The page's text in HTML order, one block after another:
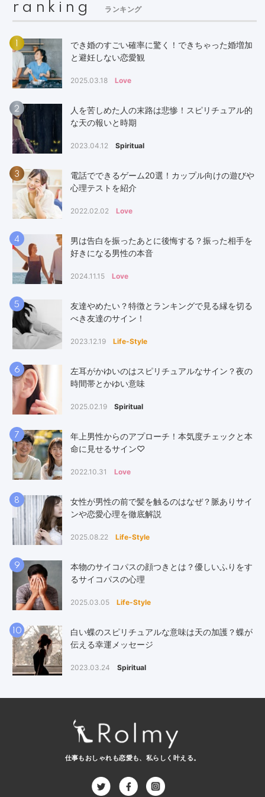
ranking ランキング
でき婚のすごい確率に驚く！できちゃった婚増加
と避妊しない恋愛観
2025.03.18 Love
2
人を苦しめた人の末路は悲惨！スピリチュアル的
な天の報いと時期
2023.04.12 Spiritual
3
電話でできるゲーム20選！カップル向けの遊びや
心理テストを紹介
2022.02.02 Love
4
男は告白を振ったあとに後悔する？振った相手を
好きになる男性の本音
2024.11.15 Love
5
友達やめたい？特徴とランキングで見る縁を切る
べき友達のサイン！
2023.12.19 Life-Style
6
左耳がかゆいのはスピリチュアルなサイン？夜の
時間帯とかゆい意味
2025.02.19 Spiritual
7
年上男性からのアプローチ！本気度チェックと本
命に見せるサイン♡
2022.10.31 Love
8
女性が男性の前で髪を触るのはなぜ？脈ありサイ
ンや恋愛心理を徹底解説
2025.08.22 Life-Style
9
本物のサイコパスの顔つきとは？優しいふりをす
るサイコパスの心理
2025.03.05 Life-Style
10
白い蝶のスピリチュアルな意味は天の加護？蝶が
伝える幸運メッセージ
2023.03.24 Spiritual
仕事もおしゃれも恋愛も、 私らしく叶える。